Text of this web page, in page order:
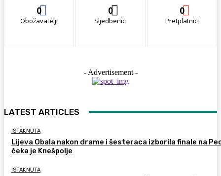
0
Obožavatelji
0
Sljedbenici
0
Pretplatnici
- Advertisement -
LATEST ARTICLES
ISTAKNUTA
Lijeva Obala nakon drame i šesteraca izborila finale na
čeka je Knešpolje
ISTAKNUTA